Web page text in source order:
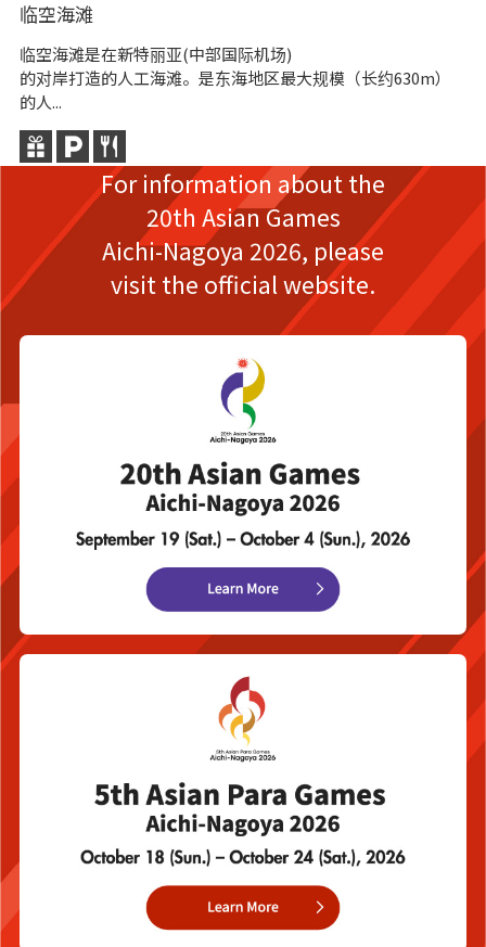
临空海滩
临空海滩是在新特丽亚(中部国际机场)
的对岸打造的人工海滩。是东海地区最大规模（长约630m）
的人...
For information about the
20th Asian Games
Aichi-Nagoya 2026, please
visit the official website.